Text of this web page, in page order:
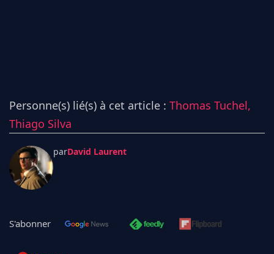
Personne(s) lié(s) à cet article : Thomas Tuchel,
Thiago Silva
parDavid Laurent
S'abonner